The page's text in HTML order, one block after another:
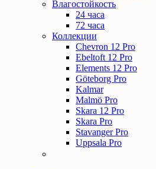
Влагостойкость
24 часа
72 часа
Коллекции
Chevron 12 Pro
Ebeltoft 12 Pro
Elements 12 Pro
Göteborg Pro
Kalmar
Malmö Pro
Skara 12 Pro
Skara Pro
Stavanger Pro
Uppsala Pro